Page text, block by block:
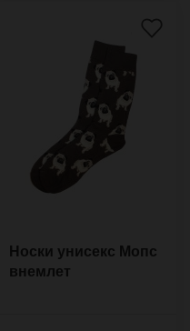
Носки унисекс Мопс
внемлет